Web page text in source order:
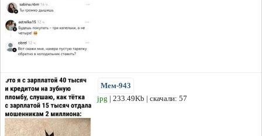
Мем-943
jpg | 233.49Kb | скачали: 57